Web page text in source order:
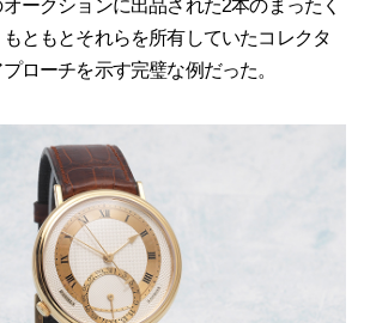
ークションに出品された2本のまったく
ともとそれらを所有していたコレクタ
ローチを示す完璧な例だった。